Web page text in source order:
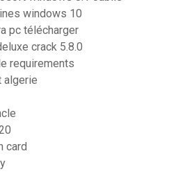
windows 10
pc télécharger
crack 5.8.0
requirements
algerie
card